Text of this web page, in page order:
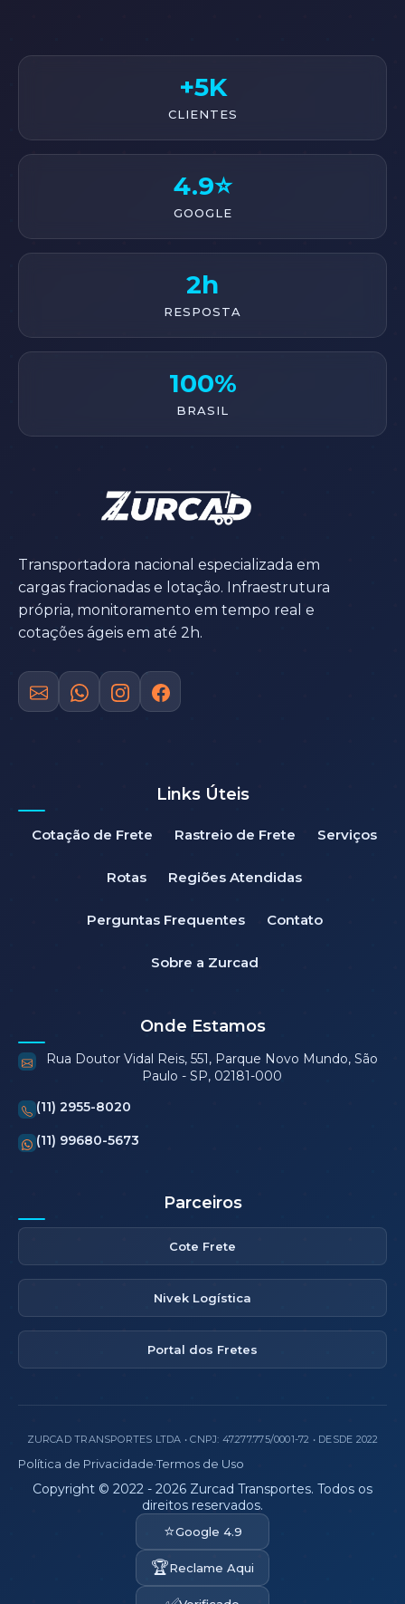
+5K
CLIENTES
4.9⭐
GOOGLE
2h
RESPOSTA
100%
BRASIL
Transportadora nacional especializada em
cargas fracionadas e lotação. Infraestrutura
própria, monitoramento em tempo real e
cotações ágeis em até 2h.
Links Úteis
Cotação de Frete Rastreio de Frete Serviços
Rotas Regiões Atendidas
Perguntas Frequentes Contato
Sobre a Zurcad
Onde Estamos
Rua Doutor Vidal Reis, 551, Parque Novo Mundo, São
Paulo - SP, 02181-000
(11) 2955-8020
(11) 99680-5673
Parceiros
Cote Frete
Nivek Logística
Portal dos Fretes
ZURCAD TRANSPORTES LTDA • CNPJ: 47.277.775/0001-72 • DESDE 2022
Política de Privacidade·Termos de Uso
Copyright © 2022 - 2026 Zurcad Transportes. Todos os
direitos reservados.
⭐Google 4.9
🏆Reclame Aqui